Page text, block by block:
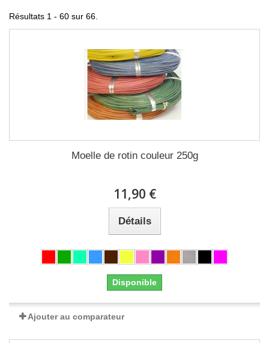
Résultats 1 - 60 sur 66.
Moelle de rotin couleur 250g
11,90 €
Détails
Disponible
Ajouter au comparateur